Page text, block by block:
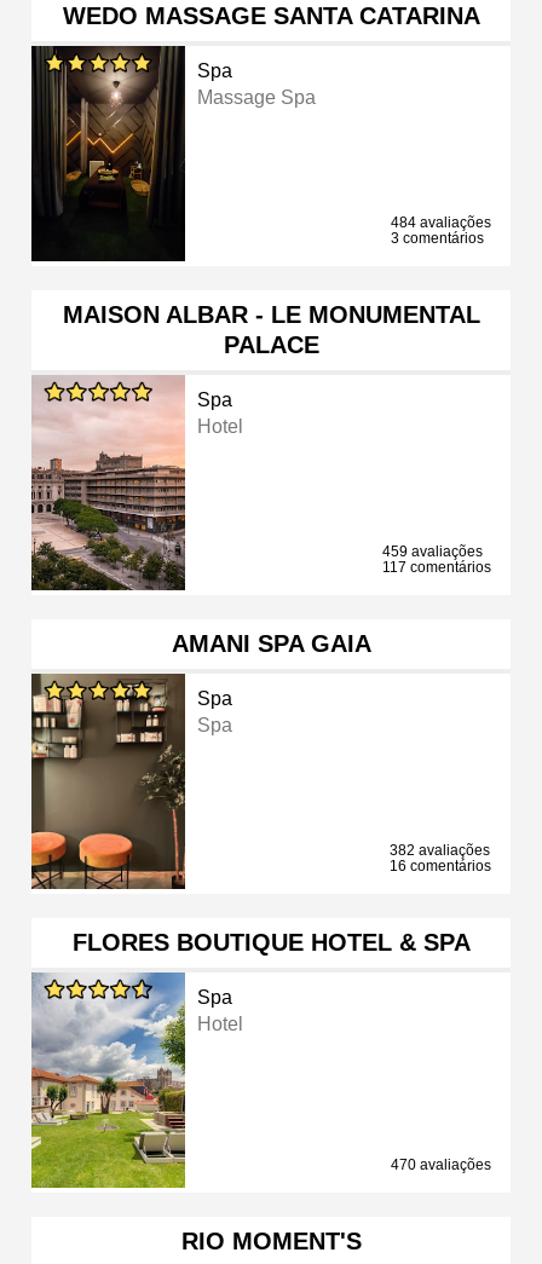
WEDO MASSAGE SANTA CATARINA
Spa
Massage Spa
484 avaliações
3 comentários
MAISON ALBAR - LE MONUMENTAL
PALACE
Spa
Hotel
459 avaliações
117 comentários
AMANI SPA GAIA
Spa
Spa
382 avaliações
16 comentários
FLORES BOUTIQUE HOTEL & SPA
Spa
Hotel
470 avaliações
RIO MOMENT'S